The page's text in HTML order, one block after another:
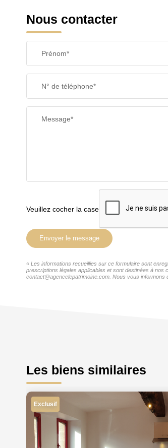
Nous contacter
Prénom*
N° de téléphone*
Message*
Veuillez cocher la case
Envoyer le message
« Les informations recueillies sur ce formulaire sont
prescriptions légales applicables et sont destinées à
contact@agencelepatrimoine.com. Nous vous
Les biens similaires
Exclusif